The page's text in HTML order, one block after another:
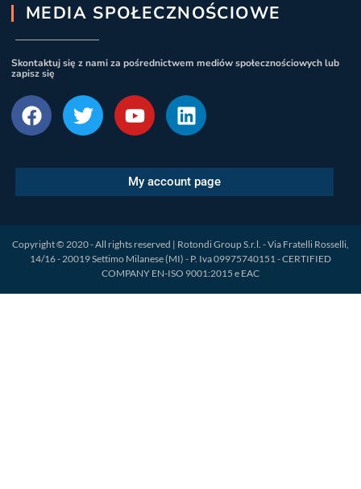
MEDIA SPOŁECZNOŚCIOWE
Skontaktuj się z nami za pośrednictwem mediów społecznościowych lub
zapisz się
My account page
Copyright © 2020 - All rights reserved | Rotondi Group S.r.l. - Via Fratelli Rosselli,
14/16 - 20019 Settimo Milanese (MI) - P. Iva 09975740151 - CERTIFIED
COMPANY EN-ISO 9001:2015 e EAC